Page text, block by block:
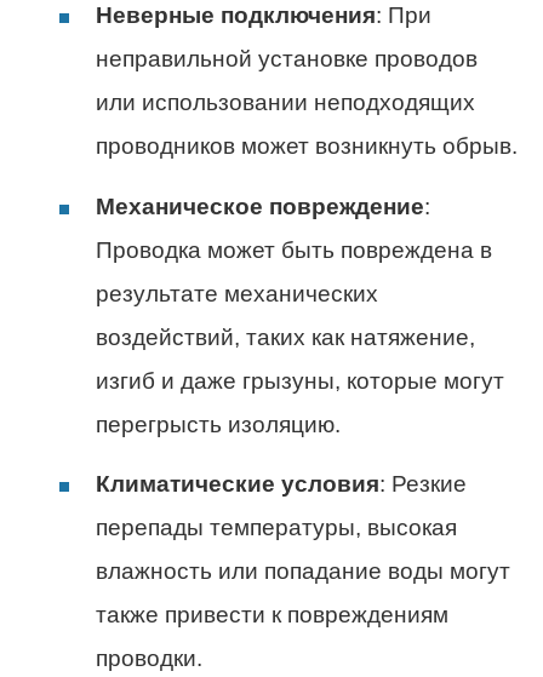
Неверные подключения: При
неправильной установке проводов
или использовании неподходящих
проводников может возникнуть обрыв.
Механическое повреждение:
Проводка может быть повреждена в
результате механических
воздействий, таких как натяжение,
изгиб и даже грызуны, которые могут
перегрысть изоляцию.
Климатические условия: Резкие
перепады температуры, высокая
влажность или попадание воды могут
также привести к повреждениям
проводки.